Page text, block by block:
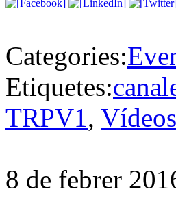
Categories:
Etiquetes:
TRPV1, Vídeos
8 de febrer